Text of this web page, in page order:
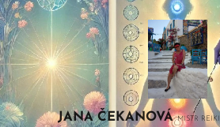
JANAČEKANOVÁ MISTR